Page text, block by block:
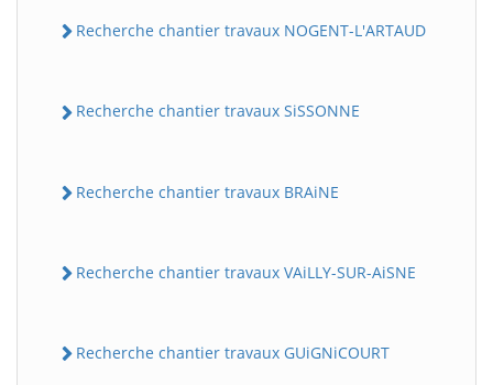
Recherche chantier travaux NOGENT-L'ARTAUD
Recherche chantier travaux SiSSONNE
Recherche chantier travaux BRAiNE
Recherche chantier travaux VAiLLY-SUR-AiSNE
Recherche chantier travaux GUiGNiCOURT